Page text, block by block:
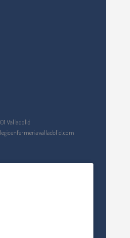
Valladolid